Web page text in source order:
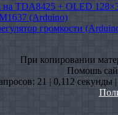
на TDA8425 + OLED
(Arduino)
громкости
При копировании
Помошь
21 | 0,112 секунды